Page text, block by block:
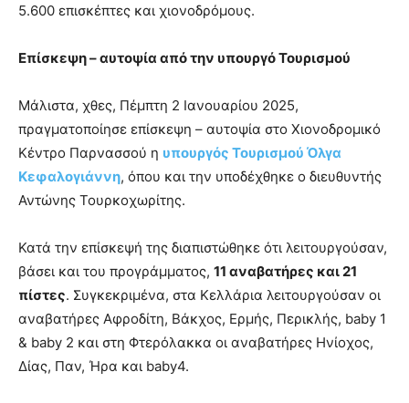
5.600 επισκέπτες και χιονοδρόμους.
Επίσκεψη – αυτοψία από την υπουργό Τουρισμού
Μάλιστα, χθες, Πέμπτη 2 Ιανουαρίου 2025,
πραγματοποίησε επίσκεψη – αυτοψία στο Χιονοδρομικό
Κέντρο Παρνασσού η υπουργός Τουρισμού Όλγα
Κεφαλογιάννη, όπου και την υποδέχθηκε ο διευθυντής
Αντώνης Τουρκοχωρίτης.
Κατά την επίσκεψή της διαπιστώθηκε ότι λειτουργούσαν,
βάσει και του προγράμματος, 11 αναβατήρες και 21
πίστες. Συγκεκριμένα, στα Κελλάρια λειτουργούσαν οι
αναβατήρες Αφροδίτη, Βάκχος, Ερμής, Περικλής, baby 1
& baby 2 και στη Φτερόλακκα οι αναβατήρες Ηνίοχος,
Δίας, Παν, Ήρα και baby4.